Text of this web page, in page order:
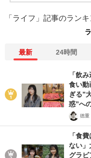
「ライフ」記事のラン
最新 24時間
「飲
食い
ぎる”
惑”へ
徳重
「食
ない
グラビ